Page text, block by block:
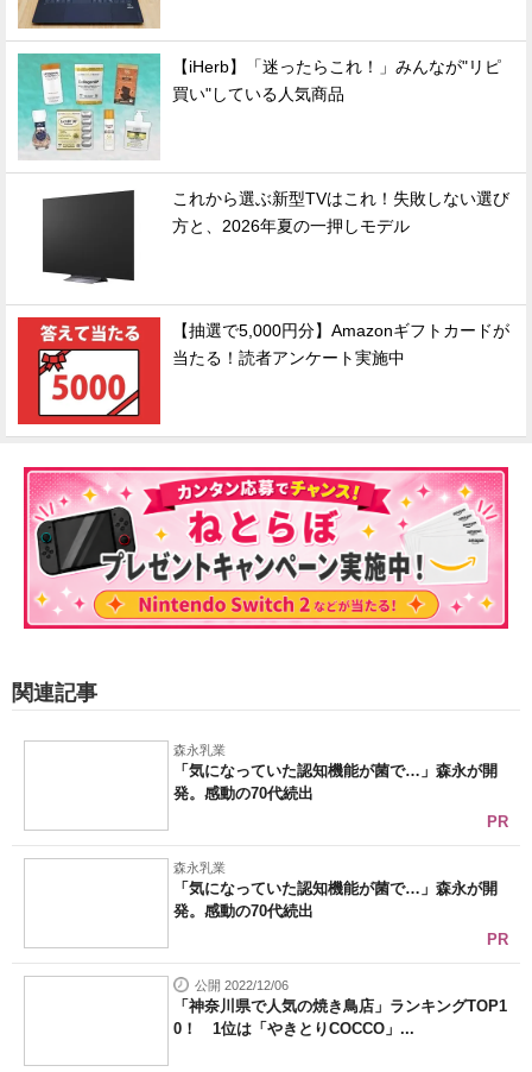
【iHerb】「迷ったらこれ！」みんなが"リピ
買い"している人気商品
これから選ぶ新型TVはこれ！失敗しない選び
方と、2026年夏の一押しモデル
【抽選で5,000円分】Amazonギフトカードが
当たる！読者アンケート実施中
関連記事
森永乳業
「気になっていた認知機能が菌で…」森永が開
発。感動の70代続出
PR
森永乳業
「気になっていた認知機能が菌で…」森永が開
発。感動の70代続出
PR
公開 2022/12/06
「神奈川県で人気の焼き鳥店」ランキングTOP1
0！ 1位は「やきとりCOCCO」...